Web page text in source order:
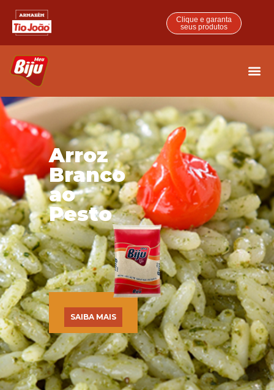
Clique e garanta
seus produtos
Arroz
Branco
ao
Pesto
SAIBA MAIS